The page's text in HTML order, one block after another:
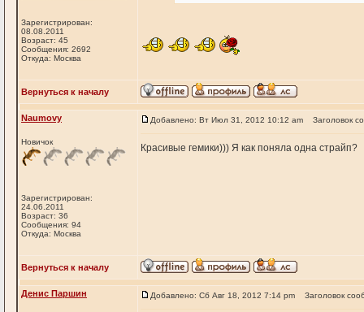
Зарегистрирован:
08.08.2011
Возраст: 45
Сообщения: 2692
Откуда: Москва
Вернуться к началу
Naumovy
Новичок
Зарегистрирован:
24.06.2011
Возраст: 36
Сообщения: 94
Откуда: Москва
Добавлено: Вт Июл 31, 2012 10:12 am Заголовок
Красивые гемики))) Я как поняла одна страйп?
Вернуться к началу
Денис Паршин Добавлено: Сб Авг 18, 2012 7:14 pm Заголовок